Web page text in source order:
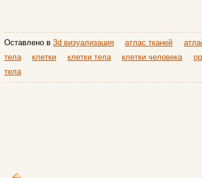
Оставлено в 3d визуализация атлас тканей
тела
клетки клетки тела клетки человека
тела